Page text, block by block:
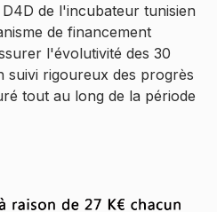
de l'incubateur tunisien
de financement
l'évolutivité des 30
suivi rigoureux des progrès
tout au long de la période